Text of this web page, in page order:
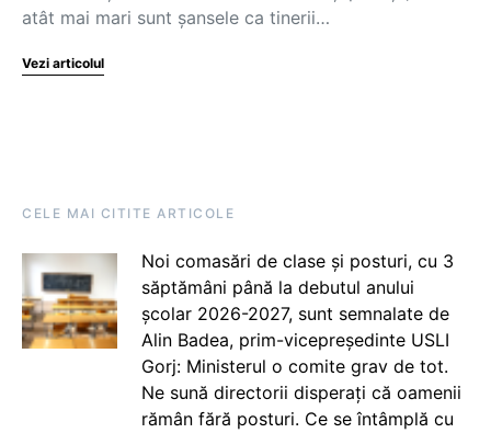
atât mai mari sunt șansele ca tinerii…
Vezi articolul
CELE MAI CITITE ARTICOLE
Noi comasări de clase și posturi, cu 3
săptămâni până la debutul anului
școlar 2026-2027, sunt semnalate de
Alin Badea, prim-vicepreședinte USLI
Gorj: Ministerul o comite grav de tot.
Ne sună directorii disperați că oamenii
rămân fără posturi. Ce se întâmplă cu